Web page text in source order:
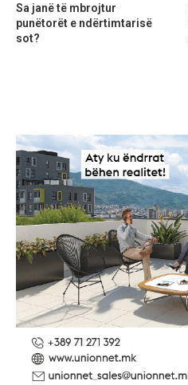
Sa janë të mbrojtur
punëtorët e ndërtimtarisë
sot?